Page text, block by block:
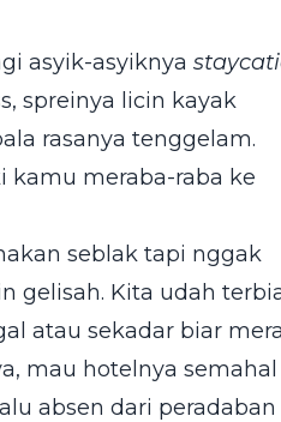
asyik-asyiknya
spreinya licin kayak
rasanya tenggelam.
kamu meraba-raba ke
seblak tapi nggak
gelisah. Kita udah
atau sekadar biar
mau hotelnya semahal
absen dari peradaban